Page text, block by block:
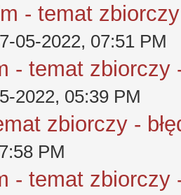
- temat
05-2022, 07:51 PM
- temat zbiorczy
2022, 05:39 PM
zbiorczy -
PM
- temat zbiorczy